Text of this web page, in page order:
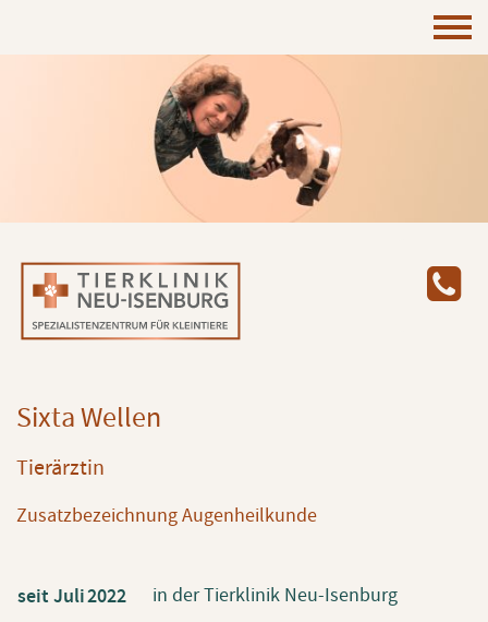
Sixta Wellen
Tierärztin
Zusatzbezeichnung Augenheilkunde
seit Juli2022 in der Tierklinik Neu-Isenburg